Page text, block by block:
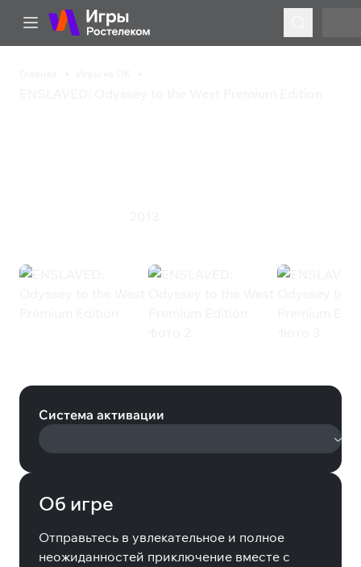
Система активации
Об игре
Отправьтесь в увлекательное и полное
неожиданностей приключение вместе с